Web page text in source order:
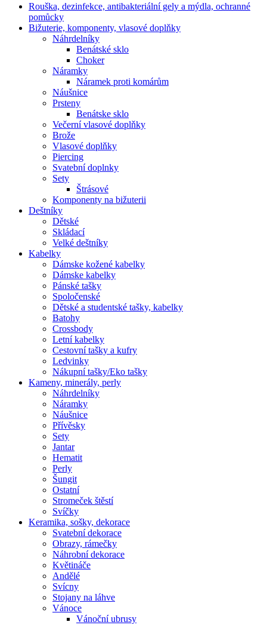
Rouška, dezinfekce, antibakteriální gely a mýdla, ochranné
pomůcky
Bižuterie, komponenty, vlasové doplňky
Náhrdelníky
Benátské sklo
Choker
Náramky
Náramek proti komárům
Náušnice
Prsteny
Benátske sklo
Večerní vlasové doplňky
Brože
Vlasové doplňky
Piercing
Svatební doplnky
Sety
Štrásové
Komponenty na bižuterii
Deštníky
Dětské
Skládací
Velké deštníky
Kabelky
Dámske kožené kabelky
Dámske kabelky
Pánské tašky
Spoločenské
Dětské a studentské tašky, kabelky
Batohy
Crossbody
Letní kabelky
Cestovní tašky a kufry
Ledvinky
Nákupní tašky/Eko tašky
Kameny, minerály, perly
Náhrdelníky
Náramky
Náušnice
Přívěsky
Sety
Jantar
Hematit
Perly
Šungit
Ostatní
Stromeček štěstí
Svíčky
Keramika, sošky, dekorace
Svatební dekorace
Obrazy, rámečky
Náhrobní dekorace
Květináče
Andělé
Svícny
Stojany na láhve
Vánoce
Vánoční ubrusy